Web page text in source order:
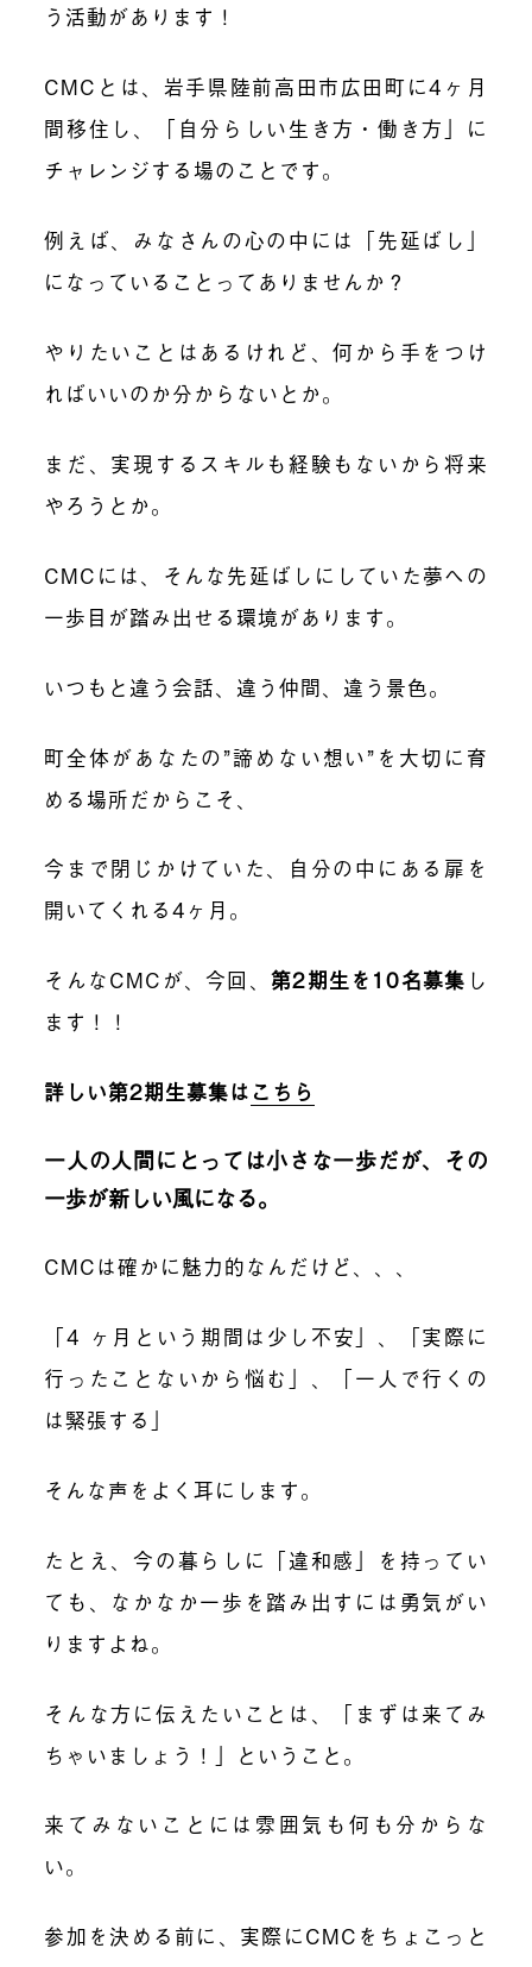
う活動があります！
CMC とは、岩手県陸前高田市広田町に4 ヶ月
間移住し、「自分らしい生き方・働き方」に
チャレンジする場のことです。
例えば、みなさんの心の中には「先延ばし」
になっていることってありませんか？
やりたいことはあるけれど、何から手をつけ
ればいいのか分からないとか。
まだ、実現するスキルも経験もないから将来
やろうとか。
CMC には、そんな先延ばしにしていた夢への
一歩目が踏み出せる環境があります。
いつもと違う会話、違う仲間、違う景色。
町全体があなたの”諦めない想い”を大切に育
める場所だからこそ、
今まで閉じかけていた、自分の中にある扉を
開いてくれる4 ヶ月。
そんなCMC が、今回、 第2期生を 10名募集 し
ます！！
詳しい第2期生募集は こちら
一人の人間にとっては小さな一歩だが、その
一歩が新しい風になる。
CMCは確かに魅力的なんだけど、、、
「4 ヶ月という期間は少し不安」、「実際に
行ったことないから悩む」、「一人で行くの
は緊張する」
そんな声をよく耳にします。
たとえ、今の暮らしに「違和感」を持ってい
ても、なかなか一歩を踏み出すには勇気がい
りますよね。
そんな方に伝えたいことは、「まずは来てみ
ちゃいましょう！」ということ。
来てみないことには雰囲気も何も分からな
い。
参加を決める前に、実際にCMC をちょこっと